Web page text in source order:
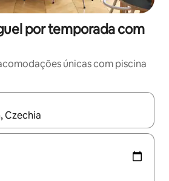
por temporada com
únicas com piscina
estiverem disponíveis, explore-os